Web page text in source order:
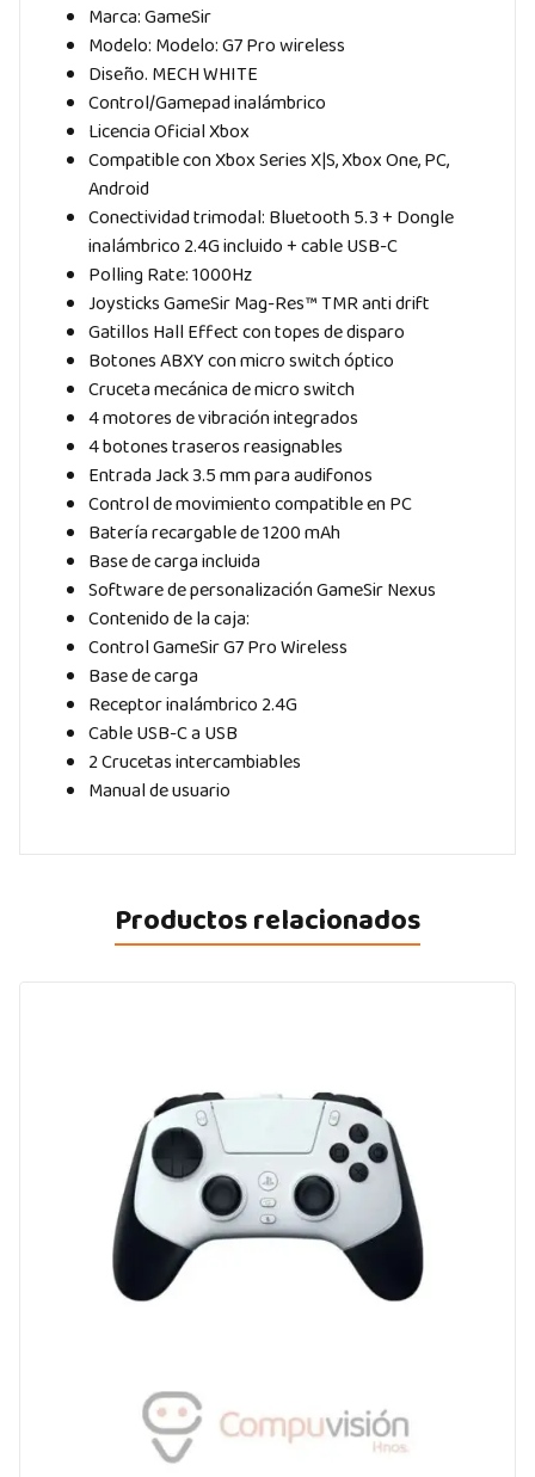
Marca: GameSir
Modelo: Modelo: G7 Pro wireless
Diseño. MECH WHITE
Control/Gamepad inalámbrico
Licencia Oficial Xbox
Compatible con Xbox Series X|S, Xbox One, PC,
Android
Conectividad trimodal: Bluetooth 5.3 + Dongle
inalámbrico 2.4G incluido + cable USB-C
Polling Rate: 1000Hz
Joysticks GameSir Mag-Res™ TMR anti drift
Gatillos Hall Effect con topes de disparo
Botones ABXY con micro switch óptico
Cruceta mecánica de micro switch
4 motores de vibración integrados
4 botones traseros reasignables
Entrada Jack 3.5 mm para audifonos
Control de movimiento compatible en PC
Batería recargable de 1200 mAh
Base de carga incluida
Software de personalización GameSir Nexus
Contenido de la caja:
Control GameSir G7 Pro Wireless
Base de carga
Receptor inalámbrico 2.4G
Cable USB-C a USB
2 Crucetas intercambiables
Manual de usuario
Productos relacionados